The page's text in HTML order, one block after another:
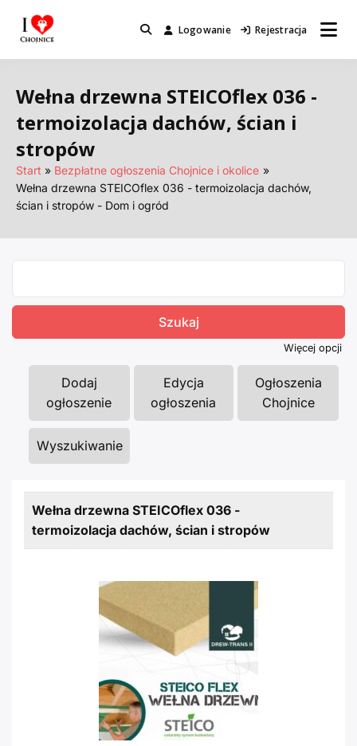
Miejsca które warto odwiedzić.
Logowanie Rejestracja
Wełna drzewna STEICOflex 036 -
termoizolacja dachów, ścian i
stropów
Start
Bezpłatne ogłoszenia Chojnice i okolice
Wełna drzewna STEICOflex 036 - termoizolacja dachów,
ścian i stropów - Dom i ogród
Więcej opcji
Dodaj
ogłoszenie
Edycja
ogłoszenia
Ogłoszenia
Chojnice
Wyszukiwanie
Wełna drzewna STEICOflex 036 -
termoizolacja dachów, ścian i stropów